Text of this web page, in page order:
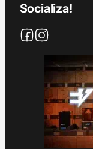
Socializa!